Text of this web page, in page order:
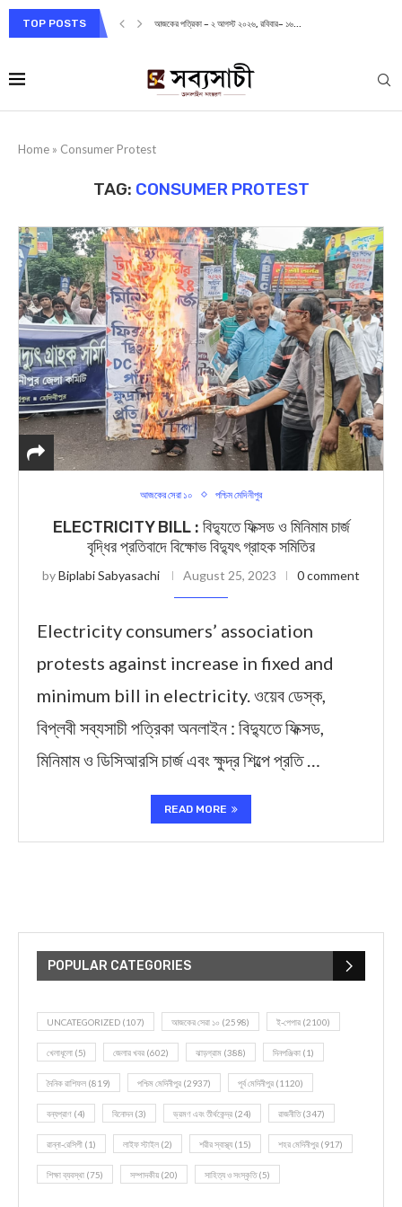
TOP POSTS আজকের পত্রিকা – ২ আগস্ট ২০২৬, রবিবার– ১৬...
Home » Consumer Protest
TAG: CONSUMER PROTEST
আজকের সেরা ১০ পশ্চিম মেদিনীপুর
ELECTRICITY BILL : বিদ্যুতে ফিক্সড ও মিনিমাম চার্জ
বৃদ্ধির প্রতিবাদে বিক্ষোভ বিদ্যুৎ গ্রাহক সমিতির
byBiplabi Sabyasachi August 25, 2023 0 comment
Electricity consumers’ association
protests against increase in fixed and
minimum bill in electricity. ওয়েব ডেস্ক,
বিপ্লবী সব্যসাচী পত্রিকা অনলাইন : বিদ্যুতে ফিক্সড,
মিনিমাম ও ডিসিআরসি চার্জ এবং ক্ষুদ্র শিল্পে প্রতি …
READ MORE
POPULAR CATEGORIES
UNCATEGORIZED (107) আজকের সেরা ১০ (2598) ই-পেপার (2100)
খেলাধূলো (5) জেলার খবর (602) ঝাড়গ্রাম (388) দিনপঞ্জিকা (1)
দৈনিক রাশিফল (819) পশ্চিম মেদিনীপুর (2937) পূর্ব মেদিনীপুর (1120)
বন্যপ্রাণ (4) বিনোদন(3) ভ্রমণ এবং তীর্থকেন্দ্র (24) রাজনীতি(347)
রান্না-রেসিপী (1) লাইফ স্টাইল (2) শরীর স্বাস্থ্য (15) শহর মেদিনীপুর (917)
শিক্ষা ব্যবস্থা (75) সম্পাদকীয় (20) সাহিত্য ও সংস্কৃতি(5)